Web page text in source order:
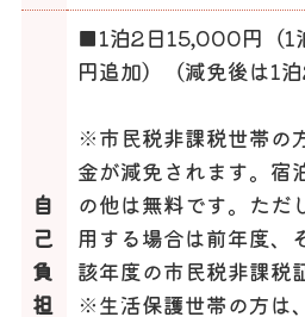
自
己
負
担
■1泊2日15,000円（1
円追加）（減免後は1
※市民税非課税世帯の
金が減免されます。
の他は無料です。ただ
用する場合は前年度、
該年度の市民税非課税
※生活保護世帯の方は